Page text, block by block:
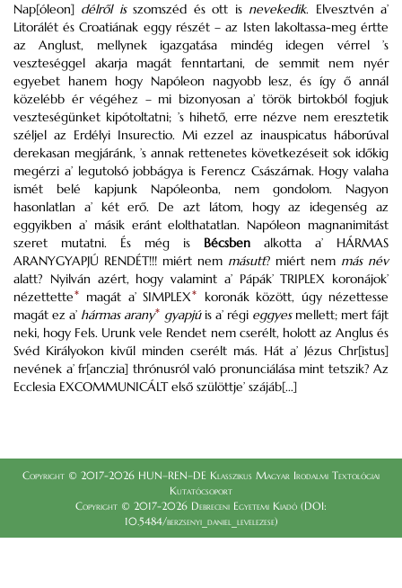
Nap[óleon] délről isszomszéd és ott is nevekedik. Elvesztvén a’
Litorálét és Croatiának eggy részét – az Isten lakoltassa-meg értte
az Anglust, mellynek igazgatása mindég idegen vérrel ’s
veszteséggel akarja magát fenntartani, de semmit nem nyér
egyebet hanem hogy Napóleon nagyobb lesz, és így ő annál
közelébb ér végéhez – mi bizonyosan a’ török birtokból fogjuk
veszteségünket kipótoltatni; ’s hihető, erre nézve nem eresztetik
széljel az Erdélyi Insurectio. Mi ezzel az inauspicatus háborúval
derekasan megjáránk, ’s annak rettenetes következéseit sok időkig
megérzi a’ legutolsó jobbágya is Ferencz Császárnak. Hogy valaha
ismét belé kapjunk Napóleonba, nem gondolom. Nagyon
hasonlatlan a’ két erő. De azt látom, hogy az idegenség az
eggyikben a’ másik eránt elolthatatlan. Napóleon magnanimitást
szeret mutatni. És még is Bécsben alkotta a’ HÁRMAS
ARANYGYAPJÚ RENDÉT!!! miért nem másutt? miért nem más név
alatt? Nyilván azért, hogy valamint a’ Pápák’TRIPLEX koronájok’
nézettette* magát a’ SIMPLEX*
koronák között, úgy nézettesse
magát ez a’ hármas arany* gyapjúis a’ régi eggyesmellett; mert fájt
neki, hogy Fels. Urunk vele Rendet nem cserélt, holott az Anglus és
Svéd Királyokon kivűl minden cserélt más. Hát a’ Jézus Chr[istus]
nevének a’ fr[anczia] thrónusról való pronunciálása mint tetszik? Az
Ecclesia EXCOMMUNICÁLTelső szülöttje’ szájáb[...]
Copyright © 2017-2026 HUN–REN–DE Klasszikus Magyar Irodalmi Textológiai
Kutatócsoport
Copyright © 2017-2026 Debreceni Egyetemi Kiadó (DOI:
10.5484/berzsenyi_daniel_levelezese)